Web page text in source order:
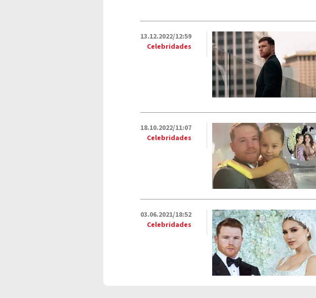
13.12.2022/12:59
Celebridades
18.10.2022/11:07
Celebridades
03.06.2021/18:52
Celebridades